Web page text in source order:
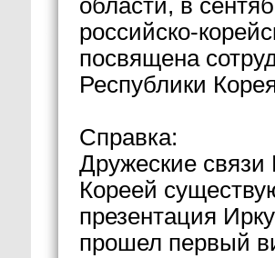
области, в
российско-
посвящена
Республики
Справка:
Дружеские связи
Кореей
презентация
прошел первый